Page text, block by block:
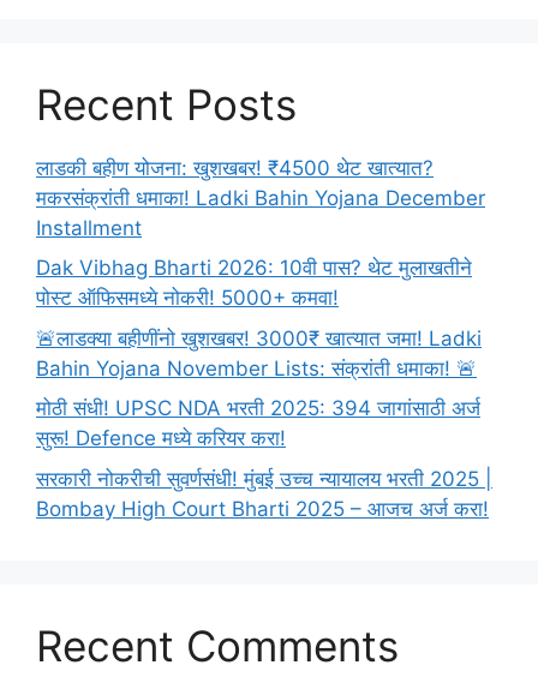
मीडियावर
Now
Recent Posts
लाडकी बहीण योजना: खुशखबर! ₹4500 थेट खात्यात?
मकरसंक्रांती धमाका! Ladki Bahin Yojana December
Installment
Dak Vibhag Bharti 2026: 10वी पास? थेट मुलाखतीने
पोस्ट ऑफिसमध्ये नोकरी! 5000+ कमवा!
🚨लाडक्या बहीणींनो खुशखबर! 3000₹ खात्यात जमा! Ladki
Bahin Yojana November Lists: संक्रांती धमाका! 🚨
मोठी संधी! UPSC NDA भरती 2025: 394 जागांसाठी अर्ज
सुरू! Defence मध्ये करियर करा!
सरकारी नोकरीची सुवर्णसंधी! मुंबई उच्च न्यायालय भरती 2025 |
Bombay High Court Bharti 2025 – आजच अर्ज करा!
Recent Comments